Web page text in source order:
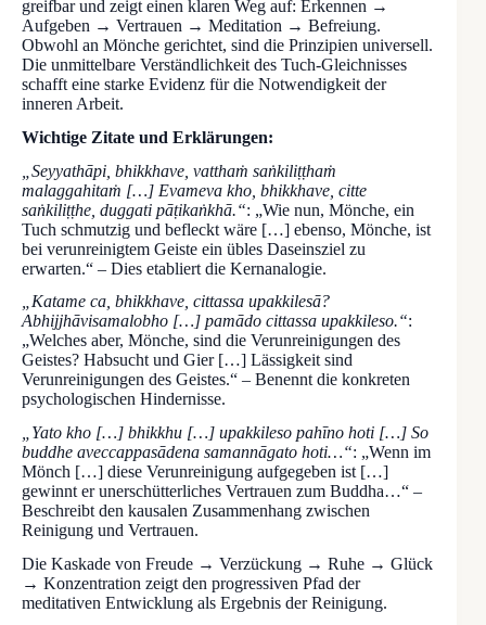
greifbar und zeigt einen klaren Weg auf: Erkennen →
Aufgeben → Vertrauen → Meditation → Befreiung.
Obwohl an Mönche gerichtet, sind die Prinzipien universell.
Die unmittelbare Verständlichkeit des Tuch-Gleichnisses
schafft eine starke Evidenz für die Notwendigkeit der
inneren Arbeit.
Wichtige Zitate und Erklärungen:
„Seyyathāpi, bhikkhave, vatthaṁ saṅkiliṭṭhaṁ
malaggahitaṁ […] Evameva kho, bhikkhave, citte
saṅkiliṭṭhe, duggati pāṭikaṅkhā.“: „Wie nun, Mönche, ein
Tuch schmutzig und befleckt wäre […] ebenso, Mönche, ist
bei verunreinigtem Geiste ein übles Daseinsziel zu
erwarten.“ – Dies etabliert die Kernanalogie.
„Katame ca, bhikkhave, cittassa upakkilesā?
Abhijjhāvisamalobho […] pamādo cittassa upakkileso.“:
„Welches aber, Mönche, sind die Verunreinigungen des
Geistes? Habsucht und Gier […] Lässigkeit sind
Verunreinigungen des Geistes.“ – Benennt die konkreten
psychologischen Hindernisse.
„Yato kho […] bhikkhu […] upakkileso pahīno hoti […] So
buddhe aveccappasādena samannāgato hoti…“: „Wenn im
Mönch […] diese Verunreinigung aufgegeben ist […]
gewinnt er unerschütterliches Vertrauen zum Buddha…“ –
Beschreibt den kausalen Zusammenhang zwischen
Reinigung und Vertrauen.
Die Kaskade von Freude → Verzückung → Ruhe → Glück
→ Konzentration zeigt den progressiven Pfad der
meditativen Entwicklung als Ergebnis der Reinigung.